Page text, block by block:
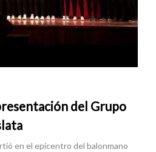
del Grupo
en el epicentro del balonmano